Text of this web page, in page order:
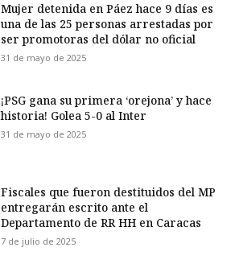
Mujer detenida en Páez hace 9 días es
una de las 25 personas arrestadas por
ser promotoras del dólar no oficial
31 de mayo de 2025
¡PSG gana su primera ‘orejona’ y hace
historia! Golea 5-0 al Inter
31 de mayo de 2025
Fiscales que fueron destituidos del MP
entregarán escrito ante el
Departamento de RR HH en Caracas
7 de julio de 2025